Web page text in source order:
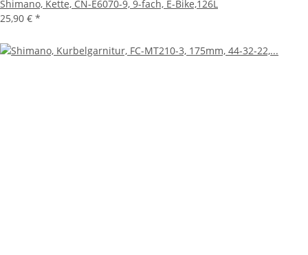
Shimano, Kette, CN-E6070-9, 9-fach, E-Bike,126L
25,90 € *